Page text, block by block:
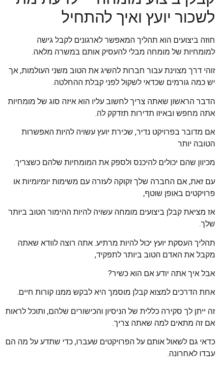
לשכור יועץ ואיך להתחיל
חוזה ביצועים הוא תהליך המאפשר לארגונים לקבל גישה
למומחיות של מומחה מבלי להעסיק אותם במשרה מלאה.
זוהי דרך מצוינת עבור חברות להשיג את הטוב משני העולמות, אך
יש כמה גורמים שכדאי לשקול לפני קבלת ההחלטה.
הדבר הראשון שאתה צריך לחשוב עליו הוא איזה סוג של מומחיות
אתה מחפש ובאיזו תדירות תזדקק לה.
אם מדובר בפרויקט נדיר, שכירת יועץ עשויה להיות האפשרות
הטובה יותר
מכיוון שהם יכולים להיכנס ולספק את המומחיות שלהם כשצריך.
עם זאת, אם החברה שלך זקוקה לעזרה עם משימות יומיומיות או
פרויקטים באופן שוטף,
אז מציאת קבלן ביצועים מומחה עשויה להיות ההימור הטוב ביותר
שלך.
תהליך העסקת יועץ יכול להיות מרתיע. אתה רוצה לוודא שאתה
מקבל את האדם הטוב ביותר לתפקיד,
אבל איך אתה יודע אם הוא כשיר?
אחת הדרכים למצוא קבלן מוסמך היא לבקש ממנו קורות חיים.
זה ייתן לך סקירה כללית של הניסיון והכישורים שלהם, ותוכל לראות
אם זה מתאים למה שאתה צריך.
כדאי גם לשאול אותם על הפרויקטים שעברו, כדי שתדע על מה הם
עבדו לאחרונה.